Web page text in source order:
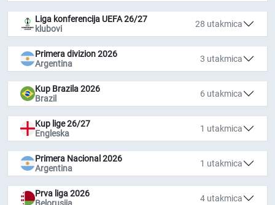
Liga konferencija UEFA 26/27
klubovi
28 utakmica
Primera divizion 2026
Argentina
3 utakmica
Kup Brazila 2026
Brazil
6 utakmica
Kup lige 26/27
Engleska
1 utakmica
Primera Nacional 2026
Argentina
1 utakmica
Prva liga 2026
4 utakmica